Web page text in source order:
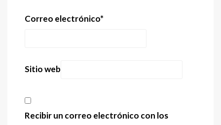
Correo electrónico*
Sitio web
Recibir un correo electrónico con los